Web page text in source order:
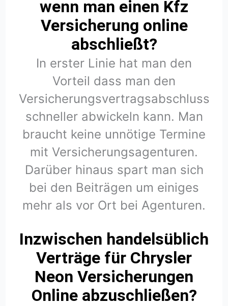
wenn man einen Kfz
Versicherung online
abschließt?
In erster Linie hat man den
Vorteil dass man den
Versicherungsvertragsabschluss
schneller abwickeln kann. Man
braucht keine unnötige Termine
mit Versicherungsagenturen.
Darüber hinaus spart man sich
bei den Beiträgen um einiges
mehr als vor Ort bei Agenturen.
Inzwischen handelsüblich
Verträge für Chrysler
Neon Versicherungen
Online abzuschließen?